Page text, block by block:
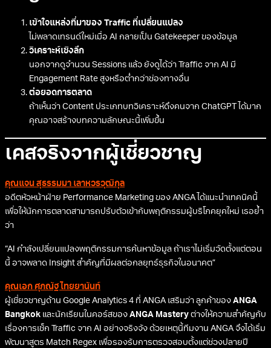
เข้าใจแหล่งที่มาของ Traffic ที่เปลี่ยนแปลง
ไม่พลาดเทรนด์ใหม่เมื่อ AI กลายเป็น Gatekeeper ของข้อมูล
วิเคราะห์เชิงลึก
นอกจากดูจำนวน Sessions แล้ว ยังดูได้ว่า Traffic จาก AI มี
Engagement Rate สูงหรือต่ำกว่าช่องทางอื่น
ต่อยอดการตลาด
ถ้าเห็นว่า Content ประเภทบทวิเคราะห์ดึงคนจาก ChatGPT ได้มาก
คุณอาจสร้างบทความลักษณะนี้เพิ่มขึ้น
เคสจริงจากผู้เชี่ยวชาญ
คุณแจน สุธรรมมา เลาหวรวุฒิกุล
อดีตหัวหน้าฝ่าย Performance Marketing ของ ANGA ได้แนะนำเทคนิคนี้
เพื่อให้นักการตลาดสามารถปรับตัวเข้ากับพฤติกรรมผู้บริโภคยุคใหม่ เธอย้ำ
ว่า
“AI กำลังเปลี่ยนแปลงพฤติกรรมการค้นหาข้อมูล ถ้าเราไม่เริ่มวัดตั้งแต่ตอน
นี้ อาจพลาด Insight สำคัญที่มีผลต่อกลยุทธ์ธุรกิจในอนาคต”
คุณเอก ศุภณัฐ ไทยยานันท์
ผู้เชี่ยวชาญด้าน Google Analytics 4 ที่ ANGA เสริมว่า ลูกค้าของ ANGA
Bangkok และนักเรียนในคอร์สของ ANGA Mastery ต่างให้ความสำคัญกับ
เรื่องการเช็ก Traffic จาก AI อย่างจริงจัง ด้วยเหตุนี้ทีมงาน ANGA จึงได้เริ่ม
พัฒนาสูตร Match Regex เพื่อรองรับการตรวจสอบตั้งแต่ช่วงปลายปี